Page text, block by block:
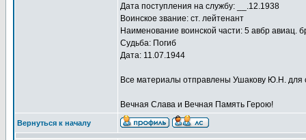
Дата поступления на службу: __.12.1938
Воинское звание: ст. лейтенант
Наименование воинской части: 5 авбр авиац.
Судьба: Погиб
Дата: 11.07.1944
Все материалы отправлены Ушакову Ю.Н. для
Вечная Слава и Вечная Память Герою!
Вернуться к началу